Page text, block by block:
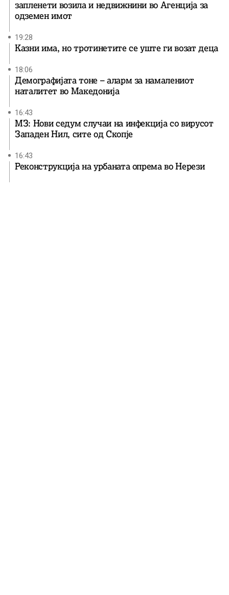
запленети возила и недвижнини во Агенција за
одземен имот
19:28
Казни има, но тротинетите се уште ги возат деца
18:06
Демографијата тоне – аларм за намалениот
наталитет во Македонија
16:43
МЗ: Нови седум случаи на инфекција со вирусот
Западен Нил, сите од Скопје
16:43
Реконструкција на урбаната опрема во Нерези